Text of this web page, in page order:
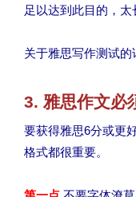
足以达到此目的，太
关于雅思写作测试的
3. 雅思作文必
要获得雅思6分或更
格式都很重要。